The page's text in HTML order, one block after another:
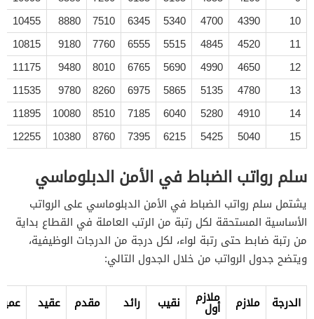
10
4390
4700
5340
6345
7510
8880
10455
11
4520
4845
5515
6555
7760
9180
10815
12
4650
4990
5690
6765
8010
9480
11175
13
4780
5135
5865
6975
8260
9780
11535
14
4910
5280
6040
7185
8510
10080
11895
15
5040
5425
6215
7395
8760
10380
12255
سلم رواتب الضباط في الأمن الدبلوماسي
يشتمل سلم رواتب الضباط في الأمن الدبلوماسي على الرواتب
الأساسية المستحقة لكل رتبة من الرتب العاملة في القطاع بداية
من رتبة ضابط حتى رتبة لواء، لكل درجة من الدرجات الوظيفية،
ويتضح جدول الرواتب من خلال الجدول التالي:
الدرجة ملازم ملازم
أول نقيب رائد مقدم عقيد